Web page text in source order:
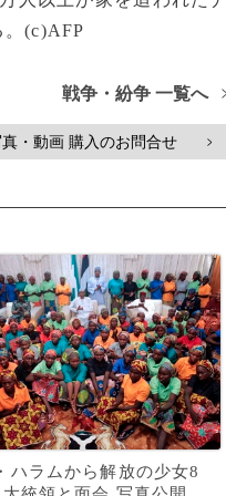
(c)AFP
戦争・紛争 一覧へ
・動画 購入のお問合せ >
ハラムから解放の少女8